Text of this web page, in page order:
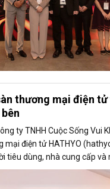
thương mại điện
ty TNHH Cuộc Sống Vui
điện tử HATHYO
tiêu dùng, nhà cung cấp và
bên, hướng đến lĩnh vực
đồng.